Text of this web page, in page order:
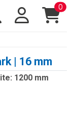
0
| 16 mm
1200 mm